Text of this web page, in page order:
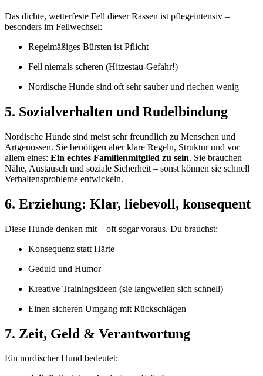
Das dichte, wetterfeste Fell dieser Rassen ist pflegeintensiv –
besonders im Fellwechsel:
Regelmäßiges Bürsten ist Pflicht
Fell niemals scheren (Hitzestau-Gefahr!)
Nordische Hunde sind oft sehr sauber und riechen wenig
5. Sozialverhalten und Rudelbindung
Nordische Hunde sind meist sehr freundlich zu Menschen und
Artgenossen. Sie benötigen aber klare Regeln, Struktur und vor
allem eines: Ein echtes Familienmitglied zu sein. Sie brauchen
Nähe, Austausch und soziale Sicherheit – sonst können sie schnell
Verhaltensprobleme entwickeln.
6. Erziehung: Klar, liebevoll, konsequent
Diese Hunde denken mit – oft sogar voraus. Du brauchst:
Konsequenz statt Härte
Geduld und Humor
Kreative Trainingsideen (sie langweilen sich schnell)
Einen sicheren Umgang mit Rückschlägen
7. Zeit, Geld & Verantwortung
Ein nordischer Hund bedeutet: